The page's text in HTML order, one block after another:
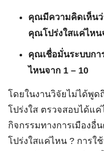
คุณมีความคิดเห็นว่
คุณโปร่งใสแค่ไหน
คุณเชื่อมั่นระบบกา
ไหนจาก 1 – 10
โดยในงานวิจัยไม่ได้พูด
โปร่งใส ตรวจสอบได้แ
กิจกรรมทางการเมืองอื่
โปร่งใสแค่ไหน ? การใ